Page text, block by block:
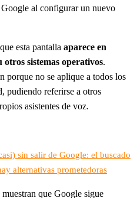
al configurar un nuevo
esta pantalla aparece en
sistemas operativos.
porque no se aplique a todos los
pudiendo referirse a otros
asistentes de voz.
sin salir de Google: el buscado
alternativas prometedoras
muestran que Google sigue